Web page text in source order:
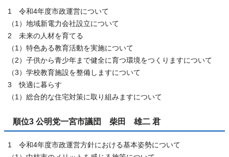
1 令和4年度市政運営について
（1）地域新電力会社設立について
2 未来の人材を育てる
（1）特色ある教育活動を実施について
（2）子供から青少年まで健全に育つ環境をつくりますについて
（3）学校教育施設を整備しますについて
3 快適に暮らす
（1）総合的な住宅対策に取り組みますについて
順位3 公明党一宮市議団 柴田 雄二 君
1 令和4年度市政運営方針における基本姿勢について